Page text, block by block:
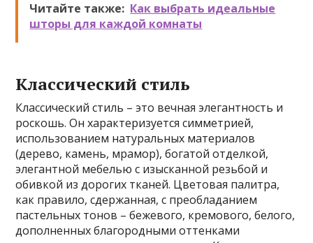
Читайте также: Как выбрать идеальные
шторы для каждой комнаты
Классический стиль
Классический стиль – это вечная элегантность и
роскошь. Он характеризуется симметрией,
использованием натуральных материалов
(дерево, камень, мрамор), богатой отделкой,
элегантной мебелью с изысканной резьбой и
обивкой из дорогих тканей. Цветовая палитра,
как правило, сдержанная, с преобладанием
пастельных тонов – бежевого, кремового, белого,
дополненных благородными оттенками